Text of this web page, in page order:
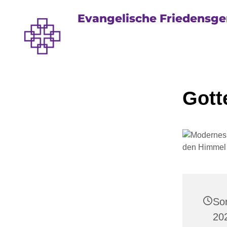
Evangelische